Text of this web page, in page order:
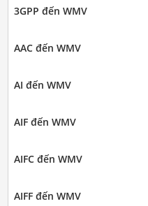
3GPP đến WMV
AAC đến WMV
AI đến WMV
AIF đến WMV
AIFC đến WMV
AIFF đến WMV